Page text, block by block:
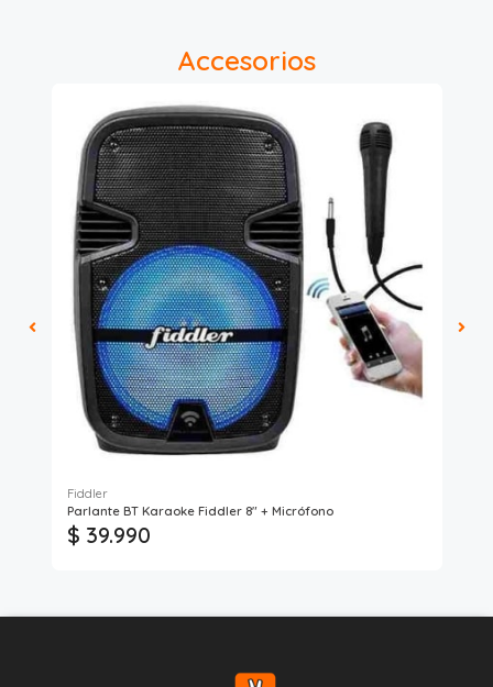
Accesorios
Fiddler
Parlante BT Karaoke Fiddler 8" + Micrófono
$ 39.990